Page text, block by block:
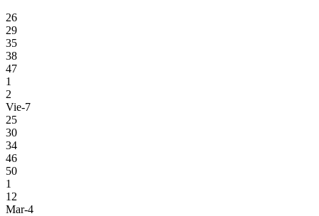
26
29
35
38
47
1
2
Vie-7
25
30
34
46
50
1
12
Mar-4